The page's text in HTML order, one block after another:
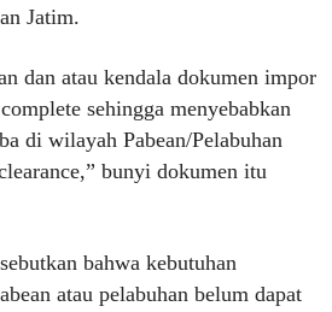
Jatim.
dan atau kendala dokumen impor
sehingga menyebabkan
di wilayah Pabean/Pelabuhan
bunyi dokumen itu
bahwa kebutuhan
atau pelabuhan belum dapat